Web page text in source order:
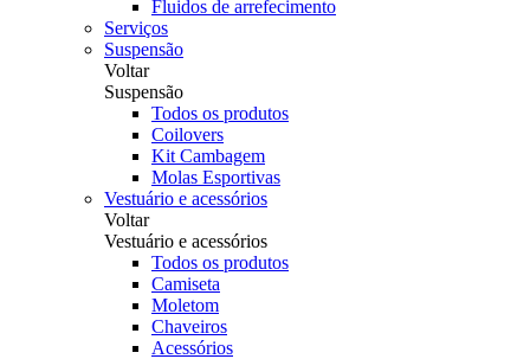
Fluidos de arrefecimento
Serviços
Suspensão
Voltar
Suspensão
Todos os produtos
Coilovers
Kit Cambagem
Molas Esportivas
Vestuário e acessórios
Voltar
Vestuário e acessórios
Todos os produtos
Camiseta
Moletom
Chaveiros
Acessórios